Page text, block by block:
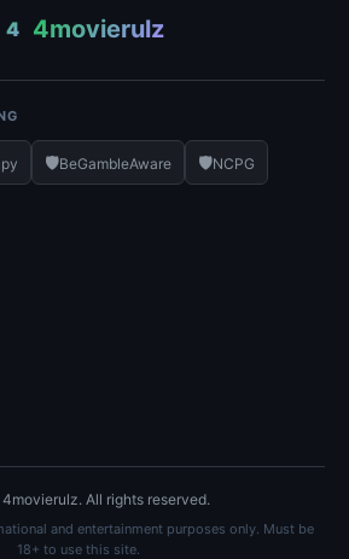
4 4movierulz
🛡️BeGambleAware 🛡️NCPG
All rights reserved.
and entertainment purposes only. Must be
18+ to use this site.